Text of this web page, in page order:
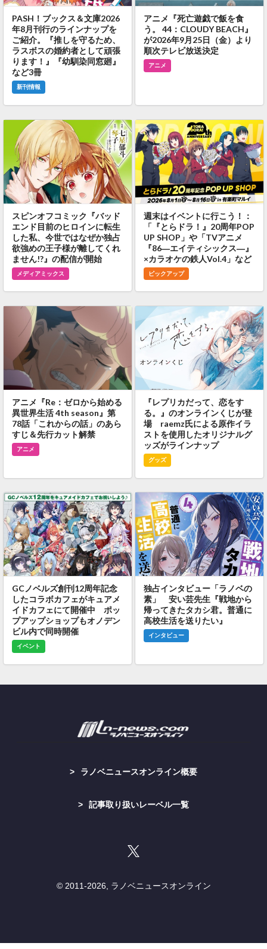
PASH！ブックス＆文庫2026
年8月刊行のラインナップを
ご紹介。『推しを守るため、
ラスボスの婚約者として頑張
ります！』『幼馴染同窓廻』
など3冊
新刊情報
アニメ『死亡遊戯で飯を食
う。 44：CLOUDY BEACH』
が2026年9月25日（金）より
順次テレビ放送決定
アニメ
スピンオフコミック『バッド
エンド目前のヒロインに転生
した私、今世ではなぜか独占
欲強めの王子様が離してくれ
ません!?』の配信が開始
メディアミックス
週末はイベントに行こう！：
「『とらドラ！』20周年POP
UP SHOP」や「TVアニメ
『86―エイティシックス―』
×カラオケの鉄人Vol.4」など
ピックアップ
アニメ『Re：ゼロから始める
異世界生活 4th season』第
78話「これからの話」のあら
すじ＆先行カット解禁
アニメ
『レプリカだって、恋をす
る。』のオンラインくじが登
場 raemz氏による原作イラ
ストを使用したオリジナルグ
ッズがラインナップ
グッズ
GCノベルズ創刊12周年記念
したコラボカフェがキュアメ
イドカフェにて開催中 ポッ
プアップショップもオノデン
ビル内で同時開催
イベント
独占インタビュー「ラノベの
素」 安い芸先生『戦地から
帰ってきたタカシ君。普通に
高校生活を送りたい』
インタビュー
ラノベニュースオンライン概要
記事取り扱いレーベル一覧
© 2011-2026, ラノベニュースオンライン